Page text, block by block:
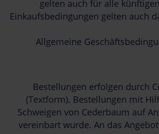
gelten auch für alle
Einkaufsbedingungen gelten auch
Allgemeine
Bestellungen erfolgen durch
(Textform). Bestellungen mit
Schweigen von Cederbaum auf
vereinbart wurde. An das